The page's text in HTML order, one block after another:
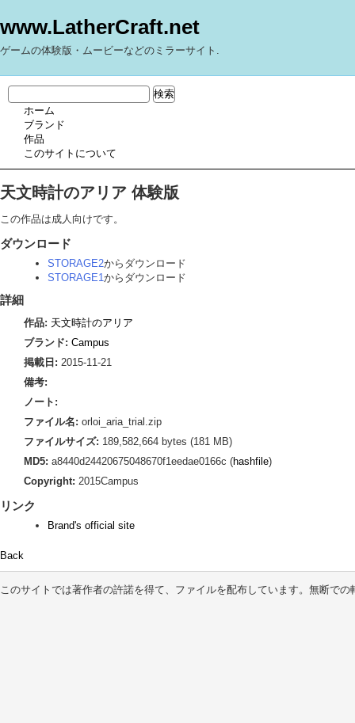
www.LatherCraft.net
ゲームの体験版・ムービーなどのミラーサイト.
ホーム
ブランド
作品
このサイトについて
天文時計のアリア 体験版
この作品は成人向けです。
ダウンロード
STORAGE2からダウンロード
STORAGE1からダウンロード
詳細
作品: 天文時計のアリア
ブランド: Campus
掲載日: 2015-11-21
備考:
ノート:
ファイル名: orloi_aria_trial.zip
ファイルサイズ: 189,582,664 bytes (181 MB)
MD5: a8440d24420675048670f1eedae0166c (hashfile)
Copyright: 2015Campus
リンク
Brand's official site
Back
このサイトでは著作者の許諾を得て、ファイルを配布しています。無断での